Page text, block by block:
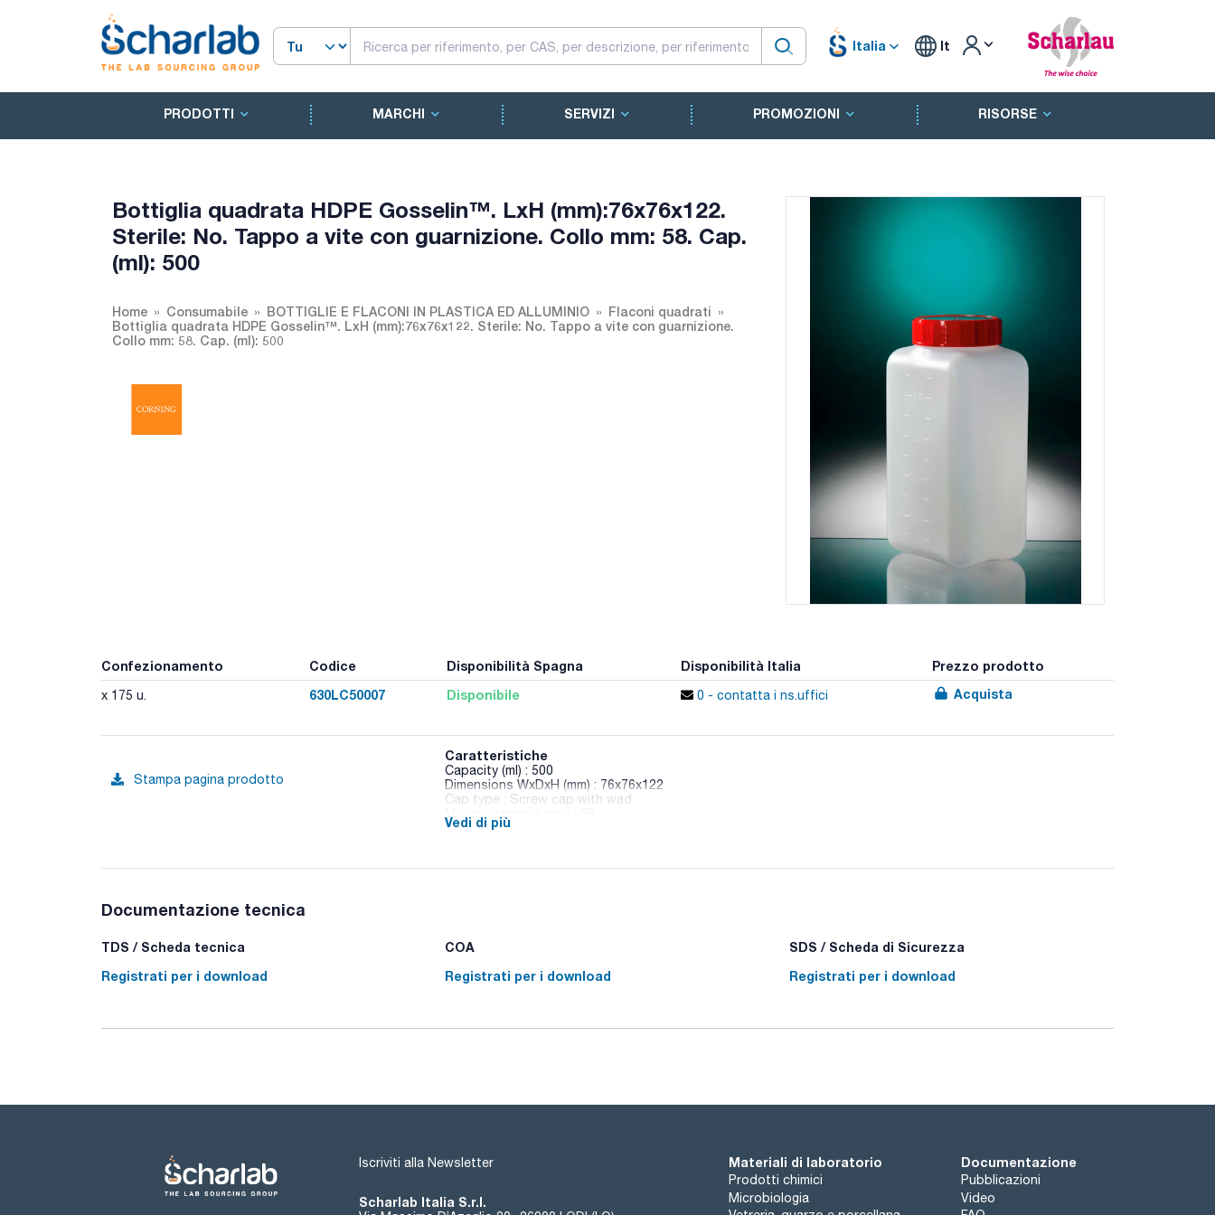
Italia It
PRODOTTI MARCHI SERVIZI PROMOZIONI RISORSE
Bottiglia quadrata HDPE Gosselin™. LxH (mm):76x76x122.
Sterile: No. Tappo a vite con guarnizione. Collo mm: 58. Cap.
(ml): 500
Home Consumabile BOTTIGLIE E FLACONI IN PLASTICA ED ALLUMINIO
Flaconi quadrati
Bottiglia quadrata HDPE Gosselin™. LxH (mm):76x76x122. Sterile: No. Tappo a vite con guarnizione.
Collo mm: 58. Cap. (ml): 500
Confezionamento Codice Disponibilità Spagna Disponibilità Italia Prezzo prodotto
x 175 u. 630LC50007 Disponibile 0 - contatta i ns.uffici Acquista
Stampa pagina prodotto
Caratteristiche
Capacity (ml) : 500
Dimensions WxDxH (mm) : 76x76x122
Cap type : Screw cap with wad
Pack (u.) : 175
Vedi di più
Documentazione tecnica
TDS / Scheda tecnica
Registrati per i download
COA
Registrati per i download
SDS / Scheda di Sicurezza
Registrati per i download
Iscriviti alla Newsletter
Scharlab Italia S.r.l.
Materiali di laboratorio
Prodotti chimici
Microbiologia
Documentazione
Pubblicazioni
Video